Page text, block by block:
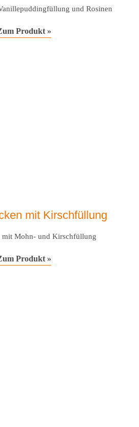
und Rosinen
Produkt »
mit Kirschfüllung
mit Mohn- und Kirschfüllung
Produkt »